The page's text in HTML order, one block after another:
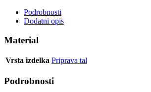
Podrobnosti
Dodatni opis
Material
Vrsta izdelka Priprava tal
Podrobnosti